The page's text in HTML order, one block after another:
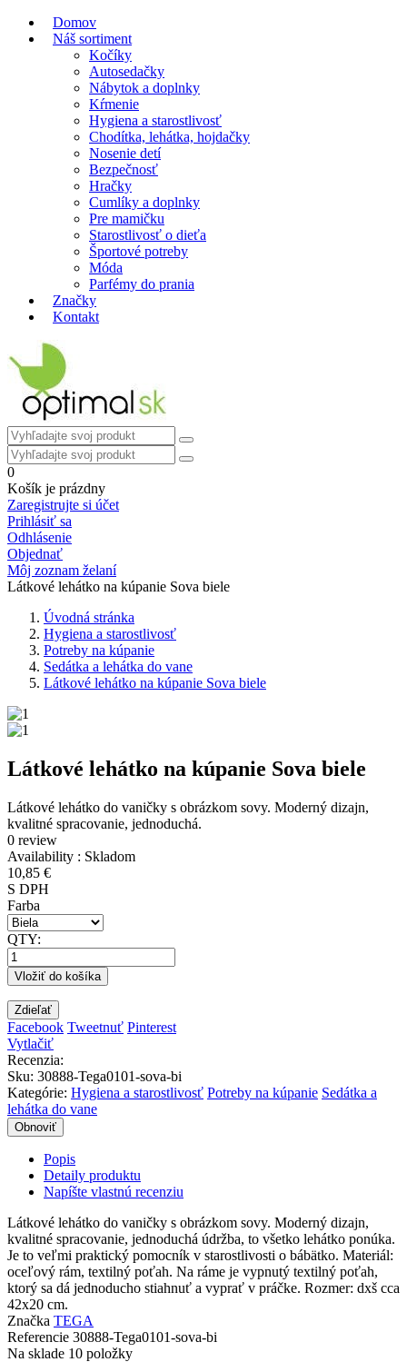
Domov
Náš sortiment
Kočíky
Autosedačky
Nábytok a doplnky
Kŕmenie
Hygiena a starostlivosť
Chodítka, lehátka, hojdačky
Nosenie detí
Bezpečnosť
Hračky
Cumlíky a doplnky
Pre mamičku
Starostlivosť o dieťa
Športové potreby
Móda
Parfémy do prania
Značky
Kontakt
0
Košík je prázdny
Zaregistrujte si účet
Prihlásiť sa
Odhlásenie
Objednať
Môj zoznam želaní
Látkové lehátko na kúpanie Sova biele
Úvodná stránka
Hygiena a starostlivosť
Potreby na kúpanie
Sedátka a lehátka do vane
Látkové lehátko na kúpanie Sova biele
Látkové lehátko na kúpanie Sova biele
Látkové lehátko do vaničky s obrázkom sovy. Moderný dizajn,
kvalitné spracovanie, jednoduchá.
0 review
Availability : Skladom
10,85 €
S DPH
Farba
QTY:
Vložiť do košíka
Zdieľať
Facebook Tweetnuť Pinterest
Vytlačiť
Recenzia:
Sku: 30888-Tega0101-sova-bi
Kategórie: Hygiena a starostlivosť Potreby na kúpanie Sedátka a
lehátka do vane
Popis
Detaily produktu
Napíšte vlastnú recenziu
Látkové lehátko do vaničky s obrázkom sovy. Moderný dizajn,
kvalitné spracovanie, jednoduchá údržba, to všetko lehátko ponúka.
Je to veľmi praktický pomocník v starostlivosti o bábätko. Materiál:
oceľový rám, textilný poťah. Na ráme je vypnutý textilný poťah,
ktorý sa dá jednoducho stiahnuť a vyprať v práčke. Rozmer: dxš cca
42x20 cm.
Značka TEGA
Referencie 30888-Tega0101-sova-bi
Na sklade 10 položky